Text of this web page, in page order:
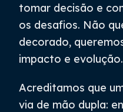
tomar decisão e
os desafios. Não
decorado,
impacto e evolução.
Acreditamos que
via de mão dupla: